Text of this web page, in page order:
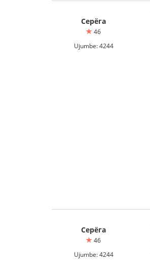
Серёга
46
Ujumbe: 4244
Серёга
46
Ujumbe: 4244